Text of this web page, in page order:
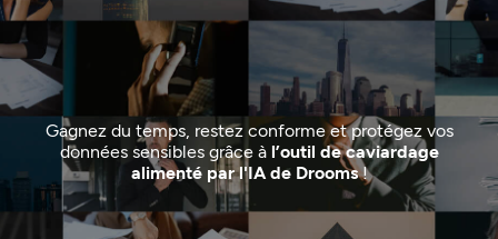
Gagnez du temps, restez conforme et protégez vos
données sensibles grâce à l’outil de caviardage
alimenté par l'IA de Drooms!